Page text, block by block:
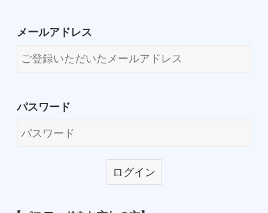
メールアドレス
パスワード